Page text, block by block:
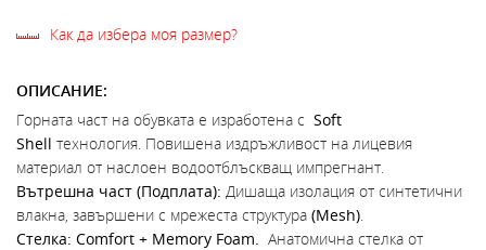
Как да избера моя размер?
ОПИСАНИЕ:
Горната част на обувката е изработена с Soft
Shell технология. Повишена издръжливост на лицевия
материал от наслоен водоотблъскващ импрегнант.
Вътрешна част (Подплата): Дишаща изолация от синтетични
влакна, завършени с мрежеста структура (Mesh).
Стелка: Comfort + Memory Foam. Анатомична стелка от